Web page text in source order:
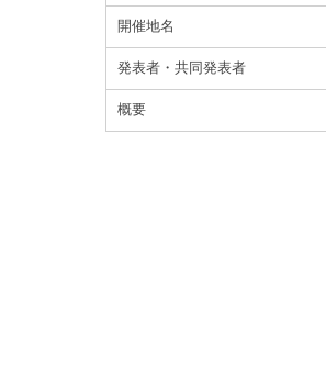
開催地名
発表者・共同発表者
概要